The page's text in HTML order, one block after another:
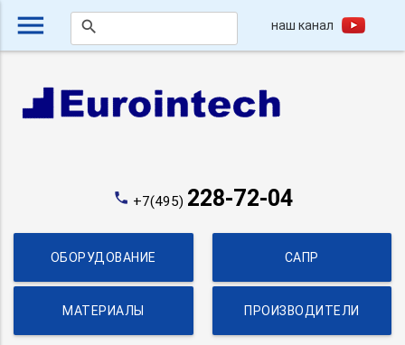
menu search наш канал
phone +7(495) 228-72-04
ОБОРУДОВАНИЕ САПР
МАТЕРИАЛЫ ПРОИЗВОДИТЕЛИ